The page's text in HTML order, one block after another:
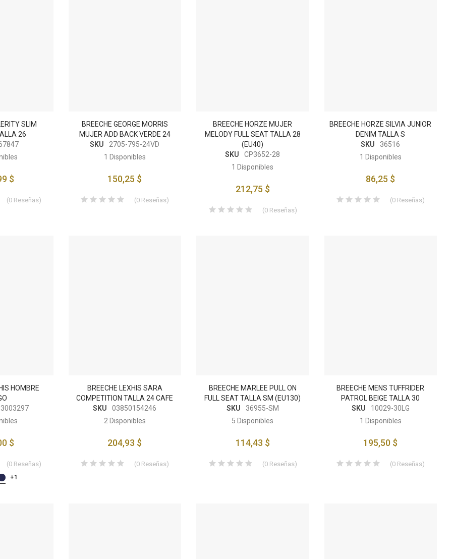
SLIM
26
$
(0Reseñas)
BREECHE GEORGE MORRIS
MUJER ADD BACK VERDE 24
SKU
2705-795-24VD
1 Disponibles
150,25 $
(0 Reseñas)
BREECHE HORZE MUJER
MELODY FULL SEAT TALLA 28
(EU40)
SKU
CP3652-28
1 Disponibles
212,75 $
(0Reseñas)
BREECHE HORZE SILVIA JUNIOR
DENIM TALLA S
SKU
36516
1 Disponibles
86,25 $
(0 Reseñas)
HOMBRE
$
(0Reseñas)
+1
BREECHE LEXHIS SARA
COMPETITION TALLA 24 CAFE
SKU
03850154246
2 Disponibles
204,93 $
(0 Reseñas)
BREECHE MARLEE PULL ON
FULL SEAT TALLA SM (EU130)
SKU
36955-SM
5 Disponibles
114,43 $
(0Reseñas)
BREECHE MENS TUFFRIDER
PATROL BEIGE TALLA 30
SKU
10029-30LG
1 Disponibles
195,50 $
(0 Reseñas)
$
OUTBACK OILSKIN
281,75 $